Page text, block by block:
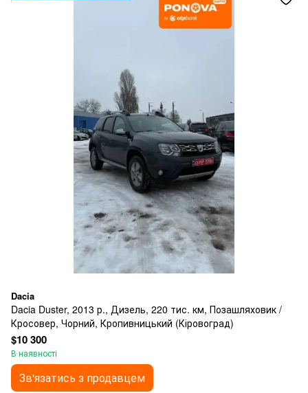
Dacia
Dacia Duster, 2013 р., Дизель, 220 тис. км, Позашляховик /
Кросовер, Чорний, Кропивницький (Кіровоград)
$10 300
В наявності
Зв'язатись з продавцем